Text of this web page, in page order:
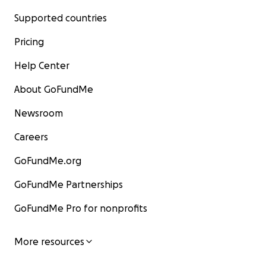
Supported countries
Pricing
Help Center
About GoFundMe
Newsroom
Careers
GoFundMe.org
GoFundMe Partnerships
GoFundMe Pro for nonprofits
More resources